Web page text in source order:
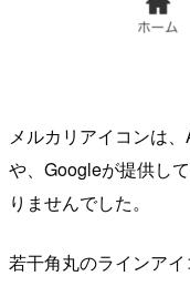
メルカリアイコンは
や、Googleが提供し
りませんでした。
若干角丸のラインアイ